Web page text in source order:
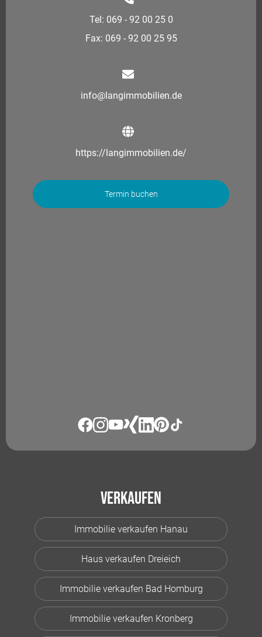
Tel: 069 - 92 00 25 0
Fax: 069 - 92 00 25 95
info@langimmobilien.de
https://langimmobilien.de/
Termin buchen
Verkaufen
Immobilie verkaufen Hanau
Haus verkaufen Dreieich
Immobilie verkaufen Bad Homburg
Immobilie verkaufen Kronberg